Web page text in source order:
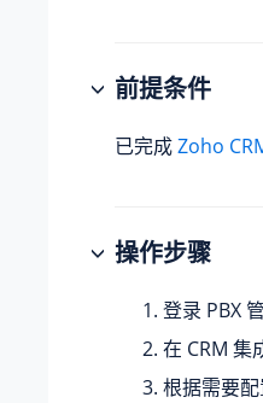
前提条件
已完成Zoho
操作步骤
登录 PBX
在 CRM 集
根据需要配